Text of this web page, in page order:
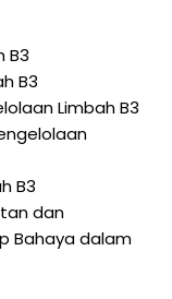
B3
B3
Limbah B3
B3
dan
Bahaya dalam